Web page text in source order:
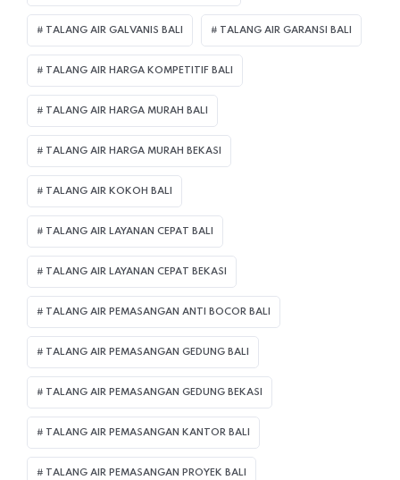
TALANG AIR GALVANIS BALI TALANG AIR GARANSI BALI
TALANG AIR HARGA KOMPETITIF BALI
TALANG AIR HARGA MURAH BALI
TALANG AIR HARGA MURAH BEKASI
TALANG AIR KOKOH BALI
TALANG AIR LAYANAN CEPAT BALI
TALANG AIR LAYANAN CEPAT BEKASI
TALANG AIR PEMASANGAN ANTI BOCOR BALI
TALANG AIR PEMASANGAN GEDUNG BALI
TALANG AIR PEMASANGAN GEDUNG BEKASI
TALANG AIR PEMASANGAN KANTOR BALI
TALANG AIR PEMASANGAN PROYEK BALI